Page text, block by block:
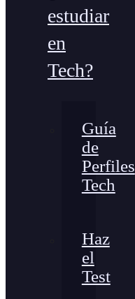
estudiar
en
Tech?
Guía
de
Perfiles
Tech
Haz
el
Test